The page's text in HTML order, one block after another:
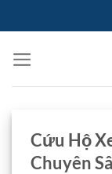
qua
dung
Cứu Hộ
Chuyên